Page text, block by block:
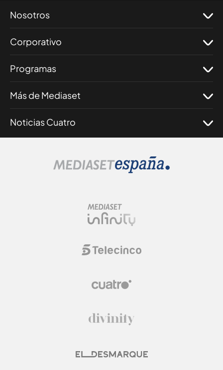
Nosotros
Corporativo
Programas
Más de Mediaset
Noticias Cuatro